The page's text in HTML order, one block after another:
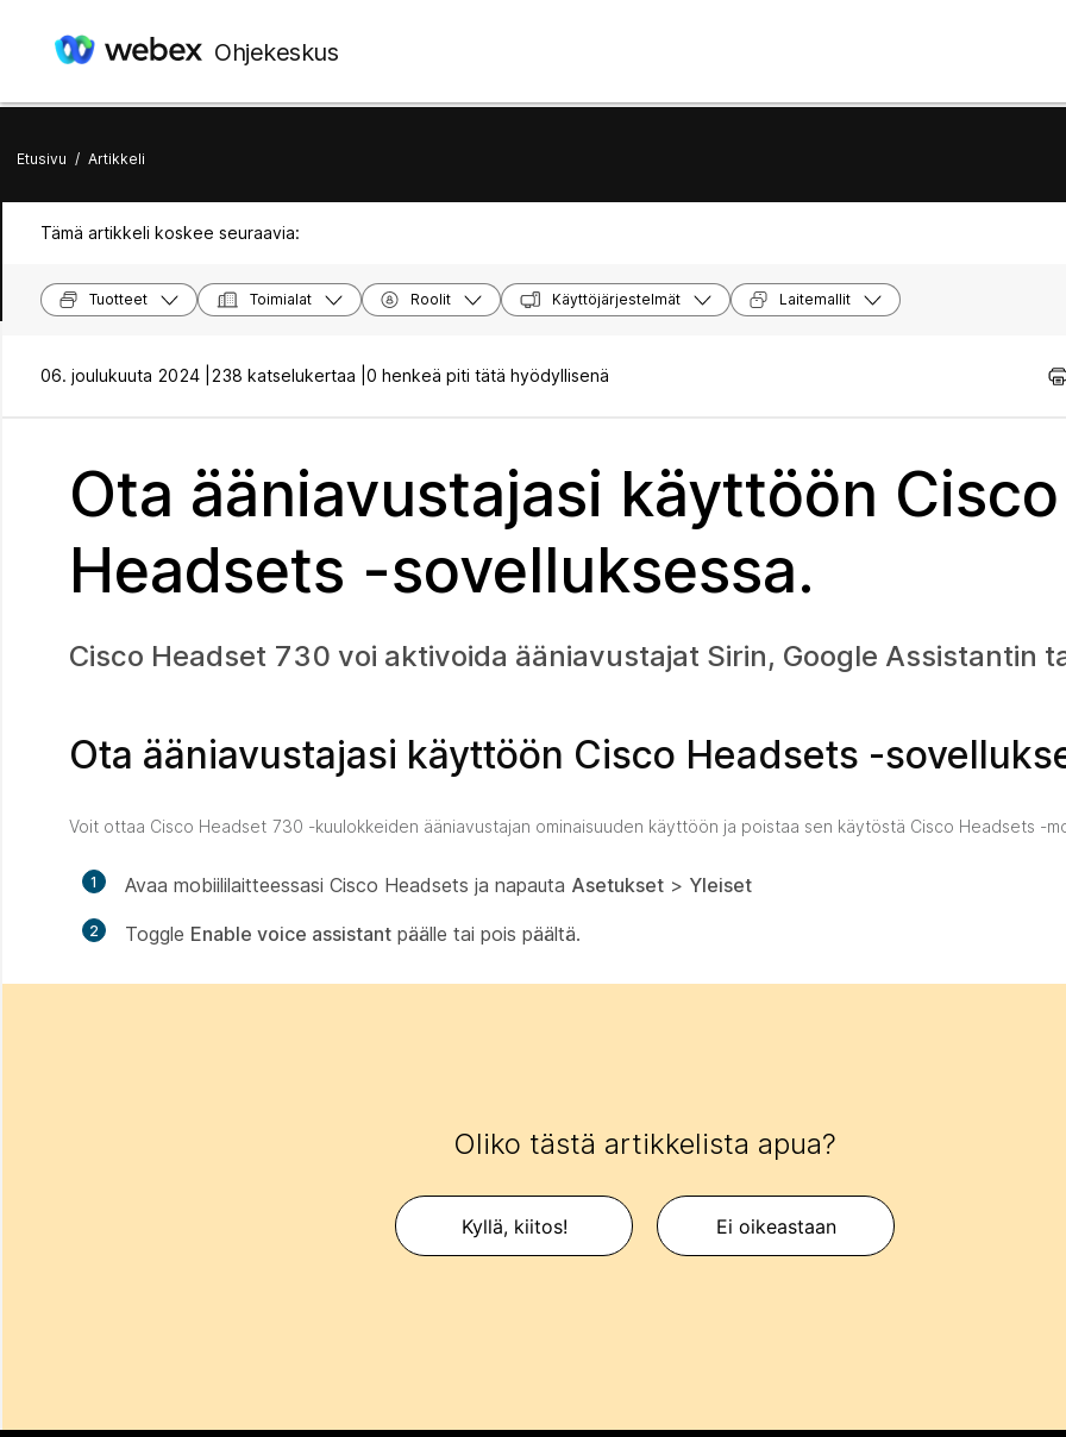
Ohjekeskus
Etusivu / Artikkeli
Tämä artikkeli koskee seuraavia:
Tuotteet Toimialat Roolit Käyttöjärjestelmät Laitemallit
06. joulukuuta 2024 | 238 katselukertaa | 0 henkeä piti tätä hyödyllisenä
Ota ääniavustajasi käyttöön Cisco
Headsets -sovelluksessa.
Cisco Headset 730 voi aktivoida ääniavustajat Sirin, Google Assistantin
Ota ääniavustajasi käyttöön Cisco Headsets -
Voit ottaa Cisco Headset 730 -kuulokkeiden ääniavustajan ominaisuuden käyttöön ja poistaa sen käytöstä Cisco Headsets -
1 Avaa mobiililaitteessasi Cisco Headsets ja napauta Asetukset > Yleiset
2 Toggle Enable voice assistant päälle tai pois päältä.
Oliko tästä artikkelista apua?
Kyllä, kiitos! Ei oikeastaan